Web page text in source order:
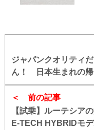
前の記事
【試乗】ルーテシア
E-TECH HYBRIDモ
ジャパンクオリティ
ん！ 日本生まれの帰
なワケ